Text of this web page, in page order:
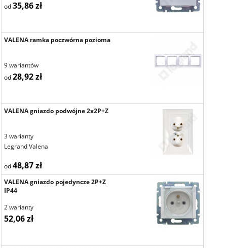
od35,86 zł
VALENA ramka poczwórna pozioma
9 wariantów
od28,92 zł
VALENA gniazdo podwójne 2x2P+Z
3 warianty
Legrand Valena
od48,87 zł
VALENA gniazdo pojedyncze 2P+Z
IP44
2 warianty
52,06 zł